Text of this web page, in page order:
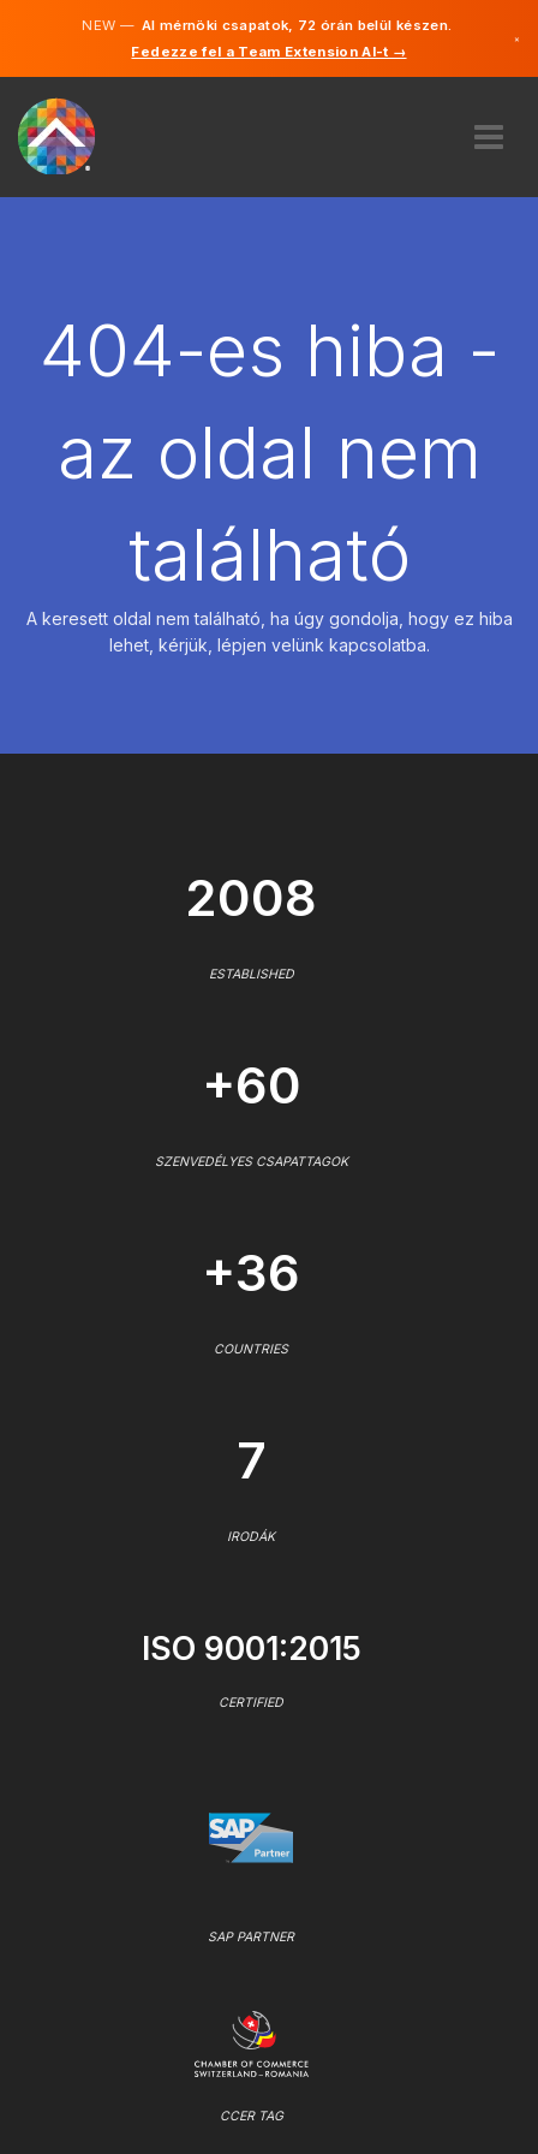
NEW —AI mérnöki csapatok, 72 órán belül készen.
Fedezze fel a Team Extension AI-t →
×
BÉREL
404-es hiba -
az oldal nem
található
A keresett oldal nem található, ha úgy gondolja, hogy ez hiba
lehet, kérjük, lépjen velünk kapcsolatba.
2008
ESTABLISHED
+60
SZENVEDÉLYES CSAPATTAGOK
+36
COUNTRIES
7
IRODÁK
ISO 9001:2015
CERTIFIED
SAP PARTNER
CCER TAG